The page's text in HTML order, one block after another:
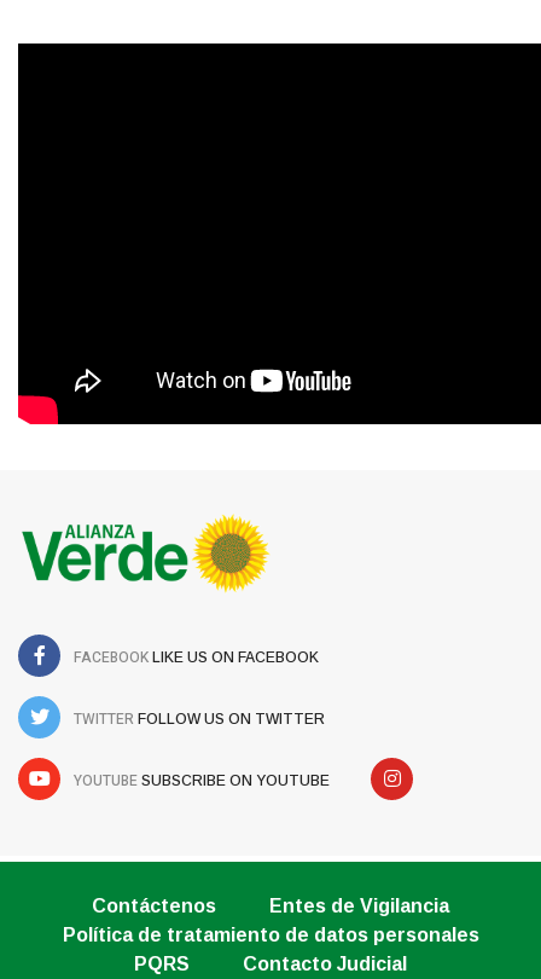
FACEBOOK LIKE US ON FACEBOOK
TWITTER FOLLOW US ON TWITTER
YOUTUBE SUBSCRIBE ON YOUTUBE
Contáctenos
Entes de Vigilancia
Política de tratamiento de datos personales
PQRS
Contacto Judicial